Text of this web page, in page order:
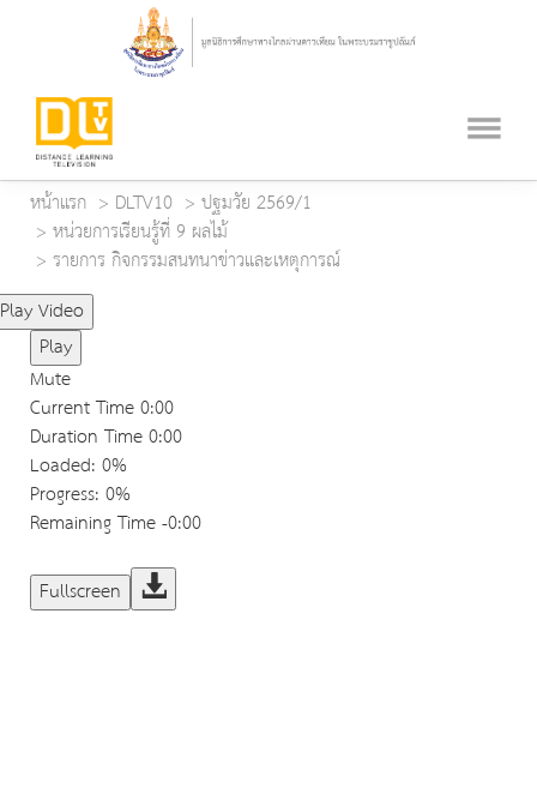
หน้าแรก DLTV10
ปฐมวัย 2569/1
หน่วยการเรียนรู้ที่ 9 ผลไม้
รายการ กิจกรรมสนทนาข่าวและเหตุการณ์
Play Video
Play
Mute
Current Time0:00
Duration Time0:00
Loaded: 0%
Progress: 0%
Remaining Time-0:00
Fullscreen